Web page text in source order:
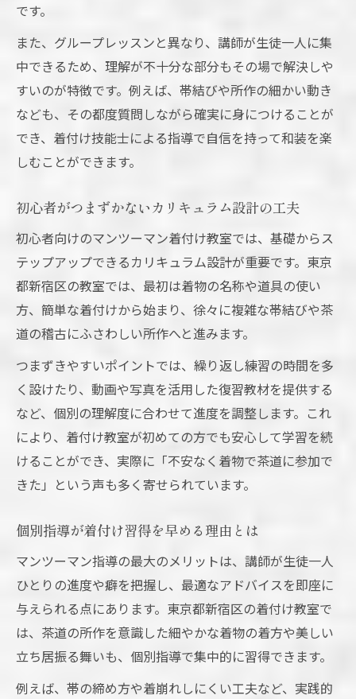
です。
また、グループレッスンと異なり、講師が生徒一人に集
中できるため、理解が不十分な部分もその場で解決しや
すいのが特徴です。例えば、帯結びや所作の細かい動き
なども、その都度質問しながら確実に身につけることが
でき、着付け技能士による指導で自信を持って和装を楽
しむことができます。
初心者がつまずかないカリキュラム設計の工夫
初心者向けのマンツーマン着付け教室では、基礎からス
テップアップできるカリキュラム設計が重要です。東京
都新宿区の教室では、最初は着物の名称や道具の使い
方、簡単な着付けから始まり、徐々に複雑な帯結びや茶
道の稽古にふさわしい所作へと進みます。
つまずきやすいポイントでは、繰り返し練習の時間を多
く設けたり、動画や写真を活用した復習教材を提供する
など、個別の理解度に合わせて進度を調整します。これ
により、着付け教室が初めての方でも安心して学習を続
けることができ、実際に「不安なく着物で茶道に参加で
きた」という声も多く寄せられています。
個別指導が着付け習得を早める理由とは
マンツーマン指導の最大のメリットは、講師が生徒一人
ひとりの進度や癖を把握し、最適なアドバイスを即座に
与えられる点にあります。東京都新宿区の着付け教室で
は、茶道の所作を意識した細やかな着物の着方や美しい
立ち居振る舞いも、個別指導で集中的に習得できます。
例えば、帯の締め方や着崩れしにくい工夫など、実践的